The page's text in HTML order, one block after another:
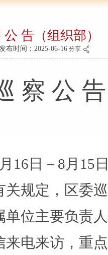
告（组织部）
布时间：2025-06-16 分享
察 公 告
16 日－ 8月15
规定，区委
位主要负责
来电来访，重